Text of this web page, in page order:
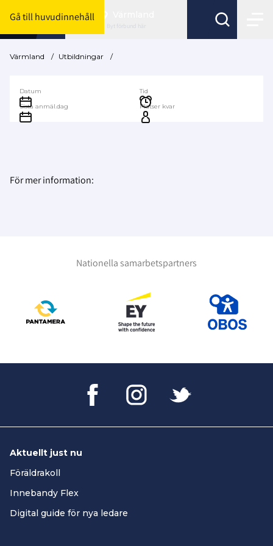
Gå till huvudinnehåll
Byt förbund här
Värmland / Utbildningar /
Datum
Tid
Sista anmäl.dag
Platser kvar
För mer information:
Nationella samarbetspartners
Aktuellt just nu
Föräldrakoll
Innebandy Flex
Digital guide för nya ledare